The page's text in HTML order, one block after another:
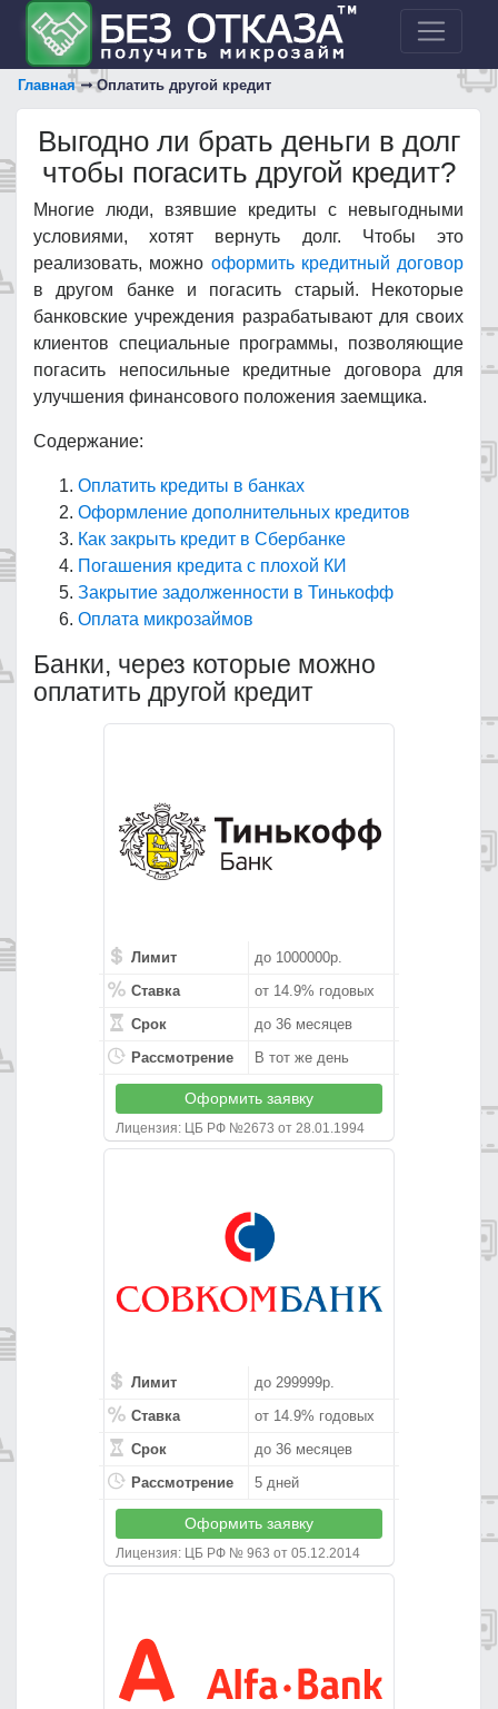
Главная Оплатить другой кредит
Выгодно ли брать деньги в долг
чтобы погасить другой кредит?
Многие люди, взявшие кредиты с невыгодными
условиями, хотят вернуть долг. Чтобы это
реализовать, можно оформить кредитный договор
в другом банке и погасить старый. Некоторые
банковские учреждения разрабатывают для своих
клиентов специальные программы, позволяющие
погасить непосильные кредитные договора для
улучшения финансового положения заемщика.
Содержание:
Оплатить кредиты в банках
Оформление дополнительных кредитов
Как закрыть кредит в Сбербанке
Погашения кредита с плохой КИ
Закрытие задолженности в Тинькофф
Оплата микрозаймов
Банки, через которые можно
оплатить другой кредит
Лимит
до 1000000р.
Ставка
от 14.9% годовых
Срок
до 36 месяцев
Рассмотрение
В тот же день
Оформить заявку
Лицензия: ЦБ РФ №2673 от 28.01.1994
Лимит
до 299999р.
Ставка
от 14.9% годовых
Срок
до 36 месяцев
Рассмотрение
5 дней
Оформить заявку
Лицензия: ЦБ РФ № 963 от 05.12.2014